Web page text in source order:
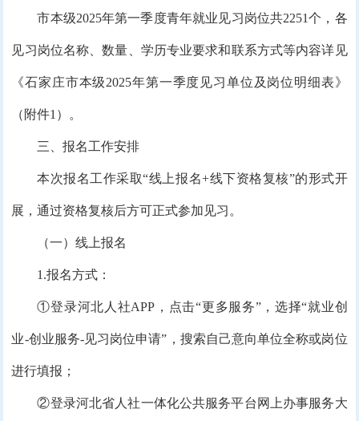
市本级2025年第一季度青年就业见习岗位共2251个，各
见习岗位名称、数量、学历专业要求和联系方式等内容详见
《石家庄市本级2025年第一季度见习单位及岗位明细表》
（附件1）。
三、报名工作安排
本次报名工作采取“线上报名+线下资格复核”的形式开
展，通过资格复核后方可正式参加见习。
（一）线上报名
1.报名方式：
①登录河北人社APP，点击“更多服务”，选择“就业创
业-创业服务-见习岗位申请”，搜索自己意向单位全称或岗位
进行填报；
②登录河北省人社一体化公共服务平台网上办事服务大